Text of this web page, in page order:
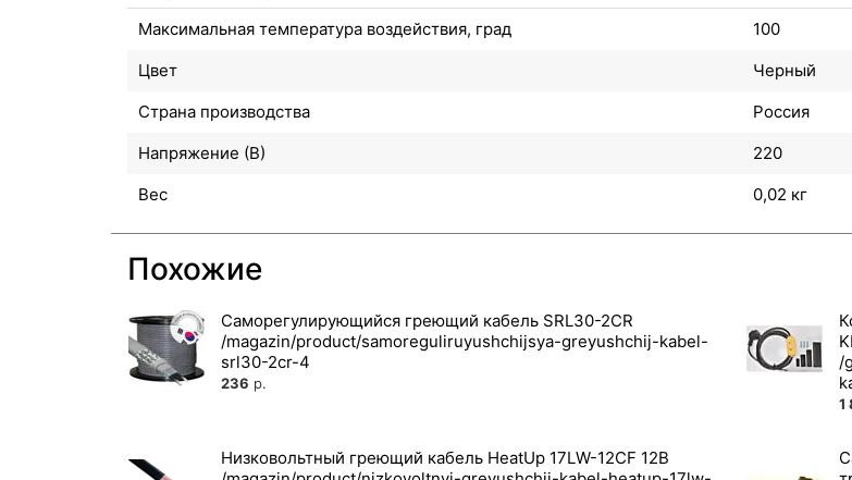
Максимальная температура воздействия, град
100
Цвет
Черный
Страна производства
Россия
Напряжение (В)
220
Вес
0,02 кг
Похожие
Саморегулирующийся греющий кабель SRL30-2CR
236 р.
1
Низковольтный греющий кабель HeatUp 17LW-12CF 12В